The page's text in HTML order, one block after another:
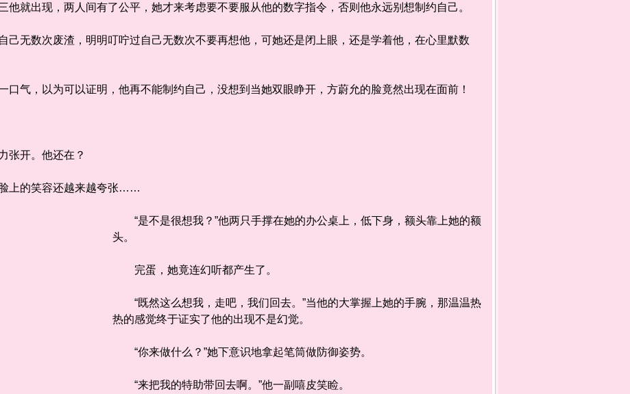
就出现，两人间有了公平，她才来考虑要不要服从他的数字指令，否则他永远别想制约自己。
无数次废渣，明明叮咛过自己无数次不要再想他，可她还是闭上眼，还是学着他，在心里默数
气，以为可以证明，他再不能制约自己，没想到当她双眼睁开，方蔚允的脸竟然出现在面前！
开。他还在？
上的笑容还越来越夸张……
“是不是很想我？”他两只手撑在她的办公桌上，低下身，额头靠上她的额
头。
完蛋，她竟连幻听都产生了。
“既然这么想我，走吧，我们回去。”当他的大掌握上她的手腕，那温温热
热的感觉终于证实了他的出现不是幻觉。
“你来做什么？”她下意识地拿起笔筒做防御姿势。
“来把我的特助带回去啊。”他一副嘻皮笑睑。